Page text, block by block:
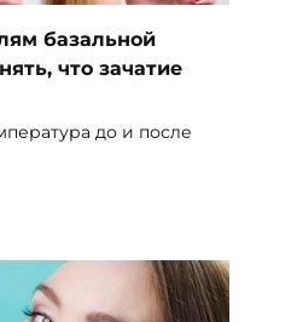
базальной
что зачатие
до и после